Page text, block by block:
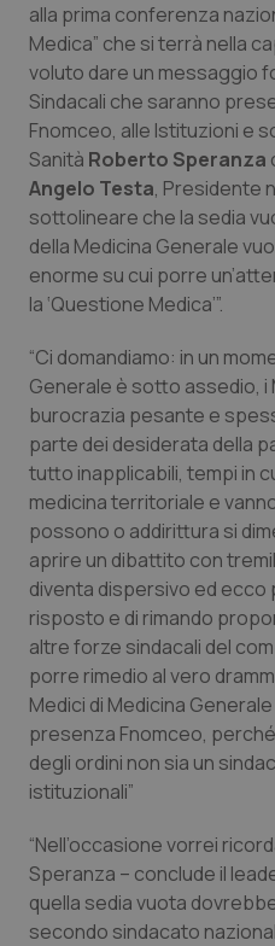
Friuli Venezia Giulia
Lazio
Liguria
Lombardia
Marche
Piemonte
Provincia
Provincia
Puglia
Sardegna
Sicilia
Toscana
Umbria
Valle D’Aosta
Dermatite Atopica
Diabete &
Disturbi dell’umore
Dolore
Donna & Salute
HIV
Infezioni & Febbre
Ipertensione &
Malattie rare
Malattia di Crohn &
Neuroscienze &
Obesità
Oftalmologia
Oncodermatologia
alla prima conferenza
Medica” che si terrà nella
voluto dare un messaggio
Sindacali che saranno
Fnomceo, alle Istituzioni e
Sanità Roberto Speranza
Angelo Testa, Presidente
sottolineare che la sedia
della Medicina Generale
enorme su cui porre
la ‘Questione Medica’”.
“Ci domandiamo: in un
Generale è sotto assedio, i
burocrazia pesante e
parte dei desiderata della
tutto inapplicabili, tempi in
medicina territoriale e
possono o addirittura si
aprire un dibattito con
diventa dispersivo ed ecco
risposto e di rimando
altre forze sindacali del
porre rimedio al vero
Medici di Medicina
presenza Fnomceo,
degli ordini non sia un
istituzionali”
“Nell’occasione vorrei
Speranza – conclude il
quella sedia vuota
secondo sindacato